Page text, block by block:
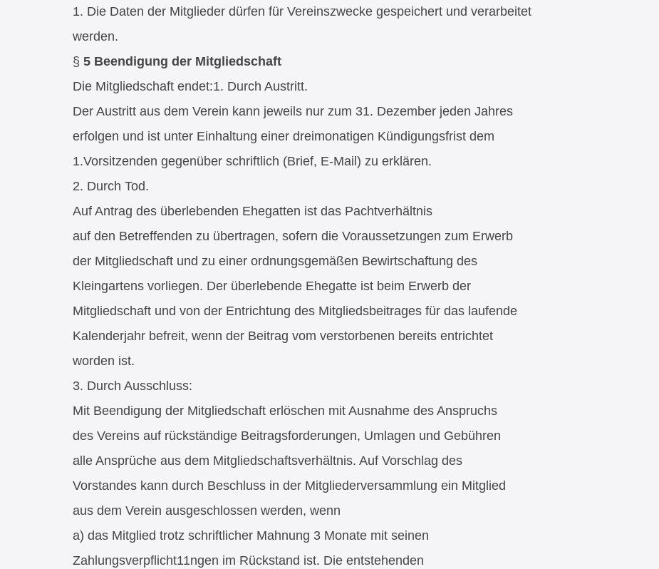
1. Die Daten der Mitglieder dürfen für Vereinszwecke gespeichert und verarbeitet
werden.
§ 5 Beendigung der Mitgliedschaft
Die Mitgliedschaft endet:1. Durch Austritt.
Der Austritt aus dem Verein kann jeweils nur zum 31. Dezember jeden Jahres
erfolgen und ist unter Einhaltung einer dreimonatigen Kündigungsfrist dem
1.Vorsitzenden gegenüber schriftlich (Brief, E-Mail) zu erklären.
2. Durch Tod.
Auf Antrag des überlebenden Ehegatten ist das Pachtverhältnis
auf den Betreffenden zu übertragen, sofern die Voraussetzungen zum Erwerb
der Mitgliedschaft und zu einer ordnungsgemäßen Bewirtschaftung des
Kleingartens vorliegen. Der überlebende Ehegatte ist beim Erwerb der
Mitgliedschaft und von der Entrichtung des Mitgliedsbeitrages für das laufende
Kalenderjahr befreit, wenn der Beitrag vom verstorbenen bereits entrichtet
worden ist.
3. Durch Ausschluss:
Mit Beendigung der Mitgliedschaft erlöschen mit Ausnahme des Anspruchs
des Vereins auf rückständige Beitragsforderungen, Umlagen und Gebühren
alle Ansprüche aus dem Mitgliedschaftsverhältnis. Auf Vorschlag des
Vorstandes kann durch Beschluss in der Mitgliederversammlung ein Mitglied
aus dem Verein ausgeschlossen werden, wenn
a) das Mitglied trotz schriftlicher Mahnung 3 Monate mit seinen
Zahlungsverpflicht11ngen im Rückstand ist. Die entstehenden